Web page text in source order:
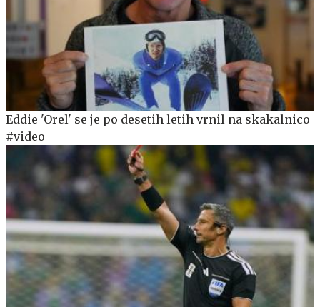
Eddie 'Orel' se je po desetih letih vrnil na skakalnico
#video